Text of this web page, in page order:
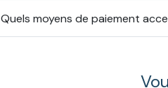
Quels moyens de paiement